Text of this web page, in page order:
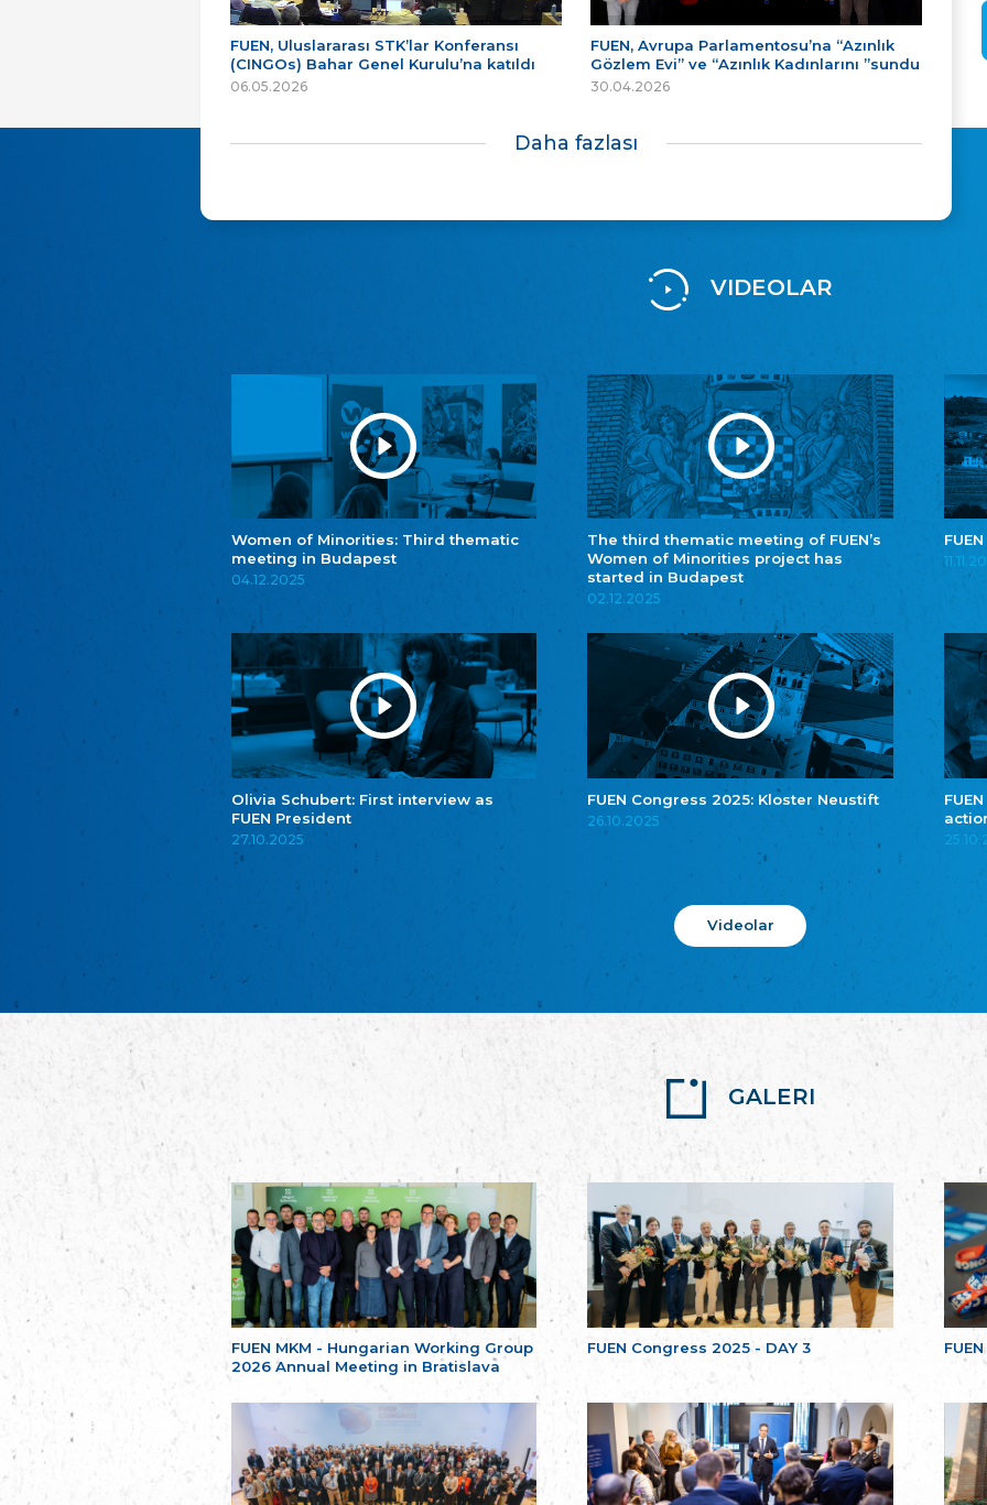
FUEN, Uluslararası STK’lar Konferansı
(CINGOs) Bahar Genel Kurulu’na katıldı
06.05.2026
FUEN, Avrupa Parlamentosu’na “Azınlık
Gözlem Evi” ve “Azınlık Kadınlarını ”sundu
30.04.2026
Daha fazlası
VIDEOLAR
Women of Minorities: Third thematic
meeting in Budapest
04.12.2025
The third thematic meeting of FUEN’s
Women of Minorities project has
started in Budapest
02.12.2025
Olivia Schubert: First interview as
FUEN President
27.10.2025
FUEN Congress 2025: Kloster Neustift
26.10.2025
Videolar
GALERI
FUEN MKM - Hungarian Working Group
2026 Annual Meeting in Bratislava
FUEN Congress 2025 - DAY 3